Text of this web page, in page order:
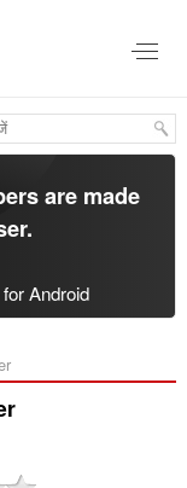
are made
.
for Android